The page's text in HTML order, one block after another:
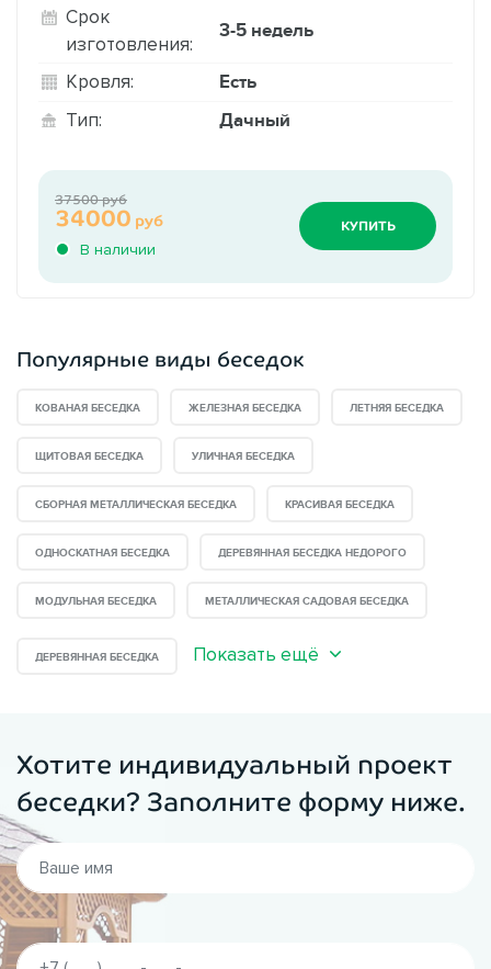
Срок
изготовления:
3-5 недель
Кровля: Есть
Тип: Дачный
В наличии
34000 руб
37500 руб
КУПИТЬ
Популярные виды беседок
КОВАНАЯ БЕСЕДКА ЖЕЛЕЗНАЯ БЕСЕДКА ЛЕТНЯЯ БЕСЕДКА
ЩИТОВАЯ БЕСЕДКА УЛИЧНАЯ БЕСЕДКА
СБОРНАЯ МЕТАЛЛИЧЕСКАЯ БЕСЕДКА КРАСИВАЯ БЕСЕДКА
ОДНОСКАТНАЯ БЕСЕДКА ДЕРЕВЯННАЯ БЕСЕДКА НЕДОРОГО
МОДУЛЬНАЯ БЕСЕДКА МЕТАЛЛИЧЕСКАЯ САДОВАЯ БЕСЕДКА
ДЕРЕВЯННАЯ БЕСЕДКА Показать ещё
Хотите индивидуальный проект
беседки? Заполните форму ниже.